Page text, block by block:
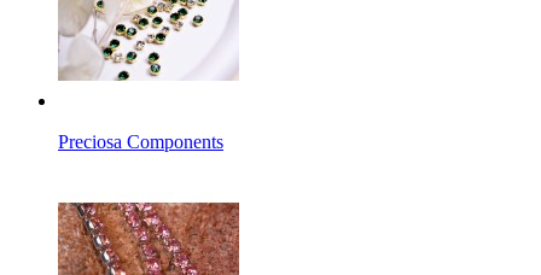
Preciosa Components